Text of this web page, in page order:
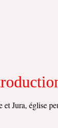
et Jura, église